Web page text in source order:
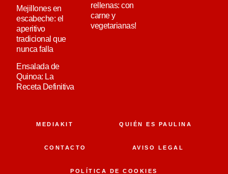
Mejillones en
escabeche: el
aperitivo
tradicional que
nunca falla
Ensalada de
Quinoa: La
Receta Definitiva
rellenas: con
carne y
vegetarianas!
MEDIAKIT QUIÉN ES PAULINA
CONTACTO AVISO LEGAL
POLÍTICA DE COOKIES